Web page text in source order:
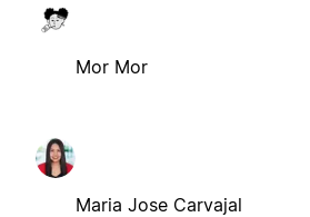
Mor Mor
Maria Jose Carvajal